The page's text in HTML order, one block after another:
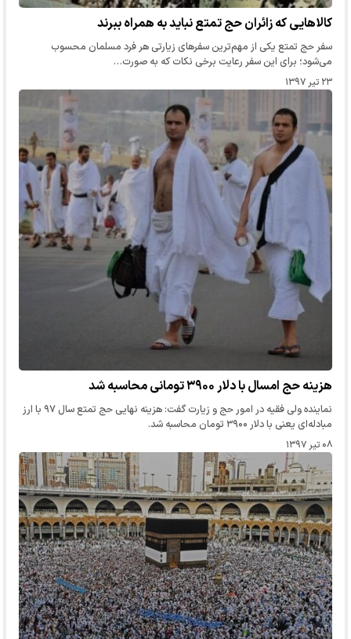
کالاهایی که زائران حج تمتع نباید به همراه ببرند
سفر حج تمتع یکی از مهم‌ترین سفرهای زیارتی هر فرد مسلمان محسوب
می‌شود؛ برای این سفر رعایت برخی نکات که به صورت…
۲۳ تیر ۱۳۹۷
هزینه حج امسال با دلار ۳۹۰۰ تومانی محاسبه شد
نماینده ولی فقیه در امور حج و زیارت گفت: هزینه نهایی حج تمتع سال ۹۷ با ارز
مبادله‌ای یعنی با دلار ۳۹۰۰ تومان محاسبه شد.
۰۸ تیر ۱۳۹۷